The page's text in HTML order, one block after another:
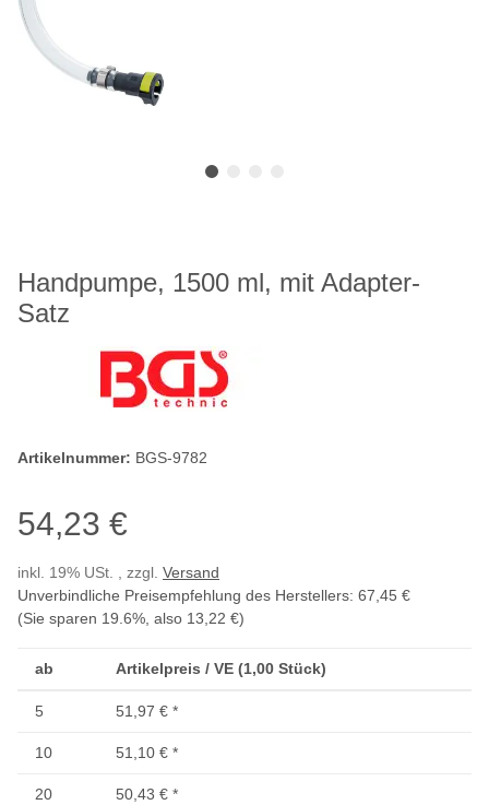
Handpumpe, 1500 ml, mit Adapter-
Satz
Artikelnummer: BGS-9782
54,23 €
inkl. 19% USt. , zzgl. Versand
Unverbindliche Preisempfehlung des Herstellers: 67,45 €
(Sie sparen 19.6% , also 13,22 €)
ab Artikelpreis / VE (1,00 Stück)
5 51,97 € *
10 51,10 € *
20 50,43 € *